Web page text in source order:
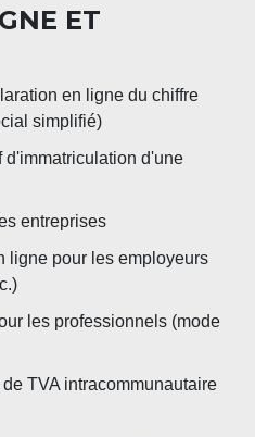
ET
en ligne du chiffre
simplifié)
d'immatriculation d'une
entreprises
ligne pour les employeurs
les professionnels (mode
TVA intracommunautaire